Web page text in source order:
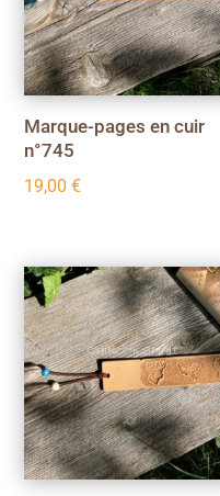
Marque-pages en cuir
n°745
19,00€